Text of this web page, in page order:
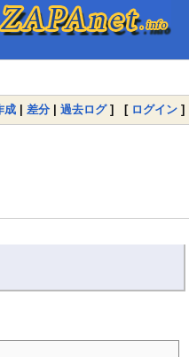
成 | 差分 | 過去ログ] [ ログイン ]